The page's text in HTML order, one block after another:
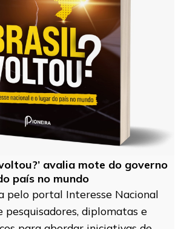
avalia mote do governo
país no mundo
pelo portal Interesse Nacional
pesquisadores, diplomatas e